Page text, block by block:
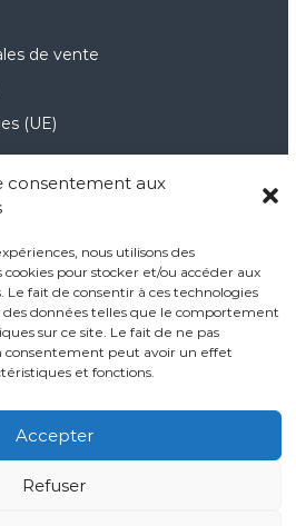
consentement aux
nous utilisons des
pour stocker et/ou accéder aux
Le fait de consentir à ces technologies
données telles que le comportement
sur ce site. Le fait de ne pas
consentement peut avoir un effet
et fonctions.
Accepter
Refuser
de vente
(UE)